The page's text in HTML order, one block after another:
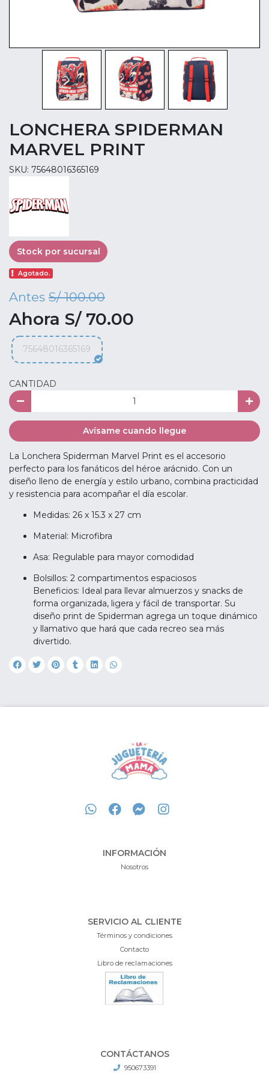
LONCHERA SPIDERMAN
MARVEL PRINT
SKU: 75648016365169
Stock por sucursal
Agotado.
Antes S/ 100.00
Ahora S/ 70.00
75648016365169
CANTIDAD
Avísame cuando llegue
La Lonchera Spiderman Marvel Print es el accesorio
perfecto para los fanáticos del héroe arácnido. Con un
diseño lleno de energía y estilo urbano, combina practicidad
y resistencia para acompañar el día escolar.
Medidas: 26 x 15.3 x 27 cm
Material: Microfibra
Asa: Regulable para mayor comodidad
Bolsillos: 2 compartimentos espaciosos
Beneficios: Ideal para llevar almuerzos y snacks de
forma organizada, ligera y fácil de transportar. Su
diseño print de Spiderman agrega un toque dinámico
y llamativo que hará que cada recreo sea más
divertido.
INFORMACIÓN
Nosotros
SERVICIO AL CLIENTE
Términos y condiciones
Contacto
Libro de reclamaciones
CONTÁCTANOS
950673391